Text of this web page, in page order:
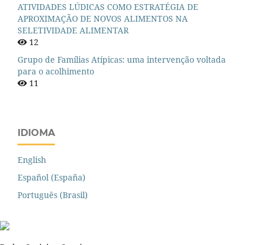
ATIVIDADES LÚDICAS COMO ESTRATÉGIA DE
APROXIMAÇÃO DE NOVOS ALIMENTOS NA
SELETIVIDADE ALIMENTAR
12
Grupo de Famílias Atípicas: uma intervenção voltada
para o acolhimento
11
IDIOMA
English
Español (España)
Português (Brasil)